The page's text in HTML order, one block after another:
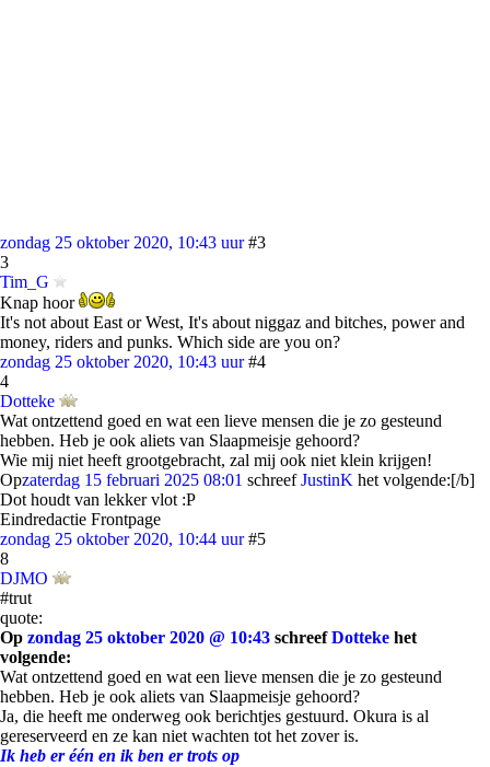
zondag 25 oktober 2020, 10:43 uur #3
3
Tim_G
Knap hoor
It's not about East or West, It's about niggaz and bitches, power and
money, riders and punks. Which side are you on?
zondag 25 oktober 2020, 10:43 uur #4
4
Dotteke
Wat ontzettend goed en wat een lieve mensen die je zo gesteund
hebben. Heb je ook aliets van Slaapmeisje gehoord?
Wie mij niet heeft grootgebracht, zal mij ook niet klein krijgen!
Opzaterdag 15 februari 2025 08:01 schreefJustinK het volgende:[/b]
Dot houdt van lekker vlot :P
Eindredactie Frontpage
zondag 25 oktober 2020, 10:44 uur #5
8
DJMO
#trut
quote:
Op zondag 25 oktober 2020 @ 10:43 schreefDotteke het
volgende:
Wat ontzettend goed en wat een lieve mensen die je zo gesteund
hebben. Heb je ook aliets van Slaapmeisje gehoord?
Ja, die heeft me onderweg ook berichtjes gestuurd. Okura is al
gereserveerd en ze kan niet wachten tot het zover is.
Ik heb er één en ik ben er trots op